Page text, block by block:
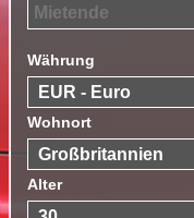
Währung
Wohnort
Alter